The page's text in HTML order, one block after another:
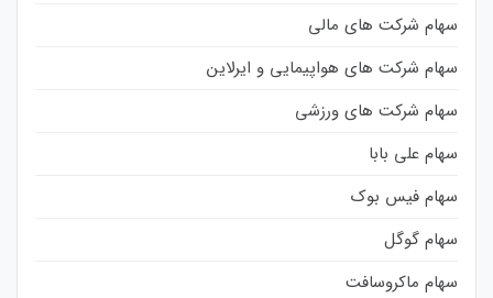
سهام شرکت های مالی
سهام شرکت های هواپیمایی و ایرلاین
سهام شرکت های ورزشی
سهام علی بابا
سهام فیس بوک
سهام گوگل
سهام ماکروسافت